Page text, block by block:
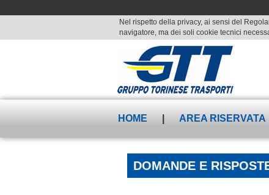
Nel rispetto della privacy, ai sensi del
navigatore, ma dei soli cookie tecnici
HOME AREA RISERVATA
DOMANDE E